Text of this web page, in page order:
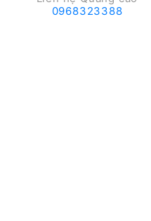
0968323388